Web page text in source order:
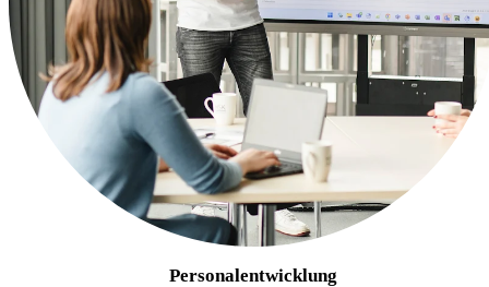
Personalentwicklung